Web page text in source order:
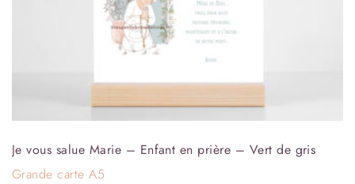
Je vous salue Marie – Enfant en prière – Vert de gris
Grande carte A5